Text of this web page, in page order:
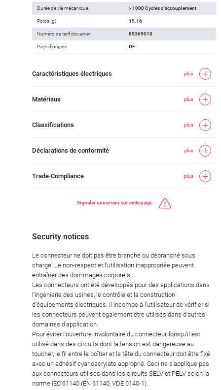
Durée de vie mécanique > 1000 Cycles d'accouplement
Poids (g) 19.16
Numéro de tarif douanier 85369010
Pays d'origine DE
Caractéristiques électriques plus
Matériaux plus
Classifications plus
Déclarations de conformité plus
Trade-Compliance plus
Signaler une erreur sur cette page
Security notices
Le connecteur ne doit pas être branché ou débranché sous
charge. Le non-respect et l'utilisation inappropriée peuvent
entraîner des dommages corporels.
Les connecteurs ont été développés pour des applications dans
l'ingénierie des usines, le contrôle et la construction
d'équipements électriques. Il incombe à l'utilisateur de vérifier si
les connecteurs peuvent également être utilisés dans d'autres
domaines d'application.
Pour éviter l'ouverture involontaire du connecteur, lorsqu'il est
utilisé dans des circuits dont la tension est dangereuse au
toucher, le fil entre le boîtier et la tête du connecteur doit être fixé
avec un adhésif cyanoacrylate approprié. Ceci ne s'applique pas
aux connecteurs utilisés dans les circuits SELV et PELV selon la
norme IEC 61140 (EN 61140, VDE 0140-1).